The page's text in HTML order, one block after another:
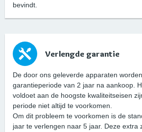
bevindt.
Verlengde garantie
De door ons geleverde apparaten
garantieperiode van 2 jaar na aankoop.
voldoet aan de hoogste kwaliteitseisen
periode niet altijd te voorkomen.
Om dit probleem te voorkomen is de
jaar te verlengen naar 5 jaar. Deze extra